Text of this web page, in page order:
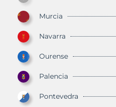
Murcia
Navarra
Ourense
Palencia
Pontevedra